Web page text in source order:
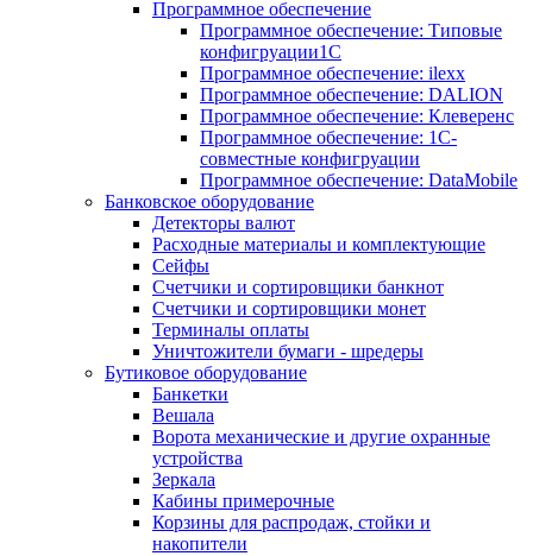
Программное обеспечение
Программное обеспечение: Типовые
конфигруации1С
Программное обеспечение: ilexx
Программное обеспечение: DALION
Программное обеспечение: Клеверенс
Программное обеспечение: 1С-
совместные конфигруации
Программное обеспечение: DataMobile
Банковское оборудование
Детекторы валют
Расходные материалы и комплектующие
Сейфы
Счетчики и сортировщики банкнот
Счетчики и сортировщики монет
Терминалы оплаты
Уничтожители бумаги - шредеры
Бутиковое оборудование
Банкетки
Вешала
Ворота механические и другие охранные
устройства
Зеркала
Кабины примерочные
Корзины для распродаж, стойки и
накопители